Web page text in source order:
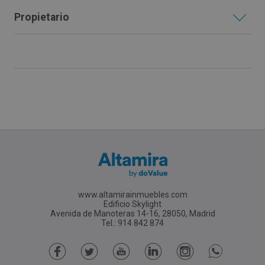
Propietario
www.altamirainmuebles.com
Edificio Skylight
Avenida de Manoteras 14-16, 28050, Madrid
Tel.: 914 842 874